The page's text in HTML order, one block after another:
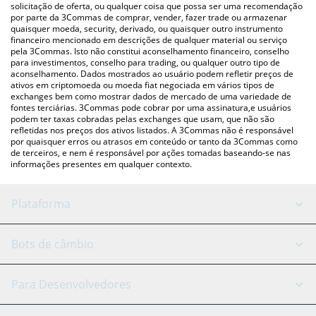
para verificar o último preço de yuki nas principais moedas fiat e
criptográficas.
solicitação de oferta, ou qualquer coisa que possa ser uma recomendação
por parte da 3Commas de comprar, vender, fazer trade ou armazenar
quaisquer moeda, security, derivado, ou quaisquer outro instrumento
financeiro mencionado em descrições de qualquer material ou serviço
pela 3Commas. Isto não constitui aconselhamento financeiro, conselho
para investimentos, conselho para trading, ou qualquer outro tipo de
aconselhamento. Dados mostrados ao usuário podem refletir preços de
ativos em criptomoeda ou moeda fiat negociada em vários tipos de
exchanges bem como mostrar dados de mercado de uma variedade de
fontes terciárias. 3Commas pode cobrar por uma assinatura,e usuários
podem ter taxas cobradas pelas exchanges que usam, que não são
refletidas nos preços dos ativos listados. A 3Commas não é responsável
por quaisquer erros ou atrasos em conteúdo or tanto da 3Commas como
de terceiros, e nem é responsável por ações tomadas baseando-se nas
informações presentes em qualquer contexto.
Plataforma
Bot GRID
Signal Bot
Assistente de IA
Bots de câmbio
Binance
Para Desenvolvedores